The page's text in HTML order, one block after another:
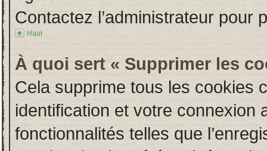
Contactez l’administrateur pour
Haut
À quoi sert « Supprimer les
Cela supprime tous les cookies
identification et votre connexion
fonctionnalités telles que